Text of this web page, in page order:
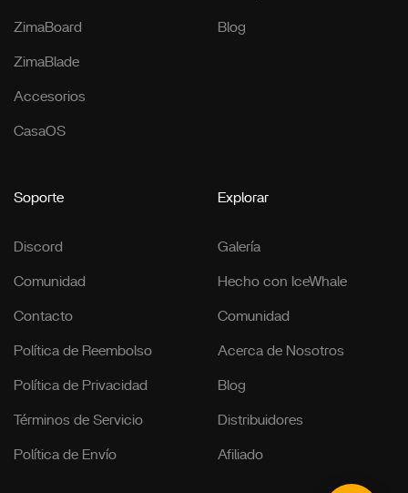
ZimaBoard
ZimaBlade
Accesorios
CasaOS
Blog
Soporte
Discord
Comunidad
Contacto
Política de Reembolso
Política de Privacidad
Términos de Servicio
Política de Envío
Explorar
Galería
Hecho con IceWhale
Comunidad
Acerca de Nosotros
Blog
Distribuidores
Afiliado